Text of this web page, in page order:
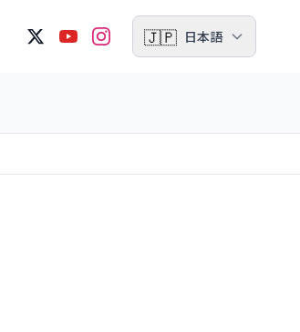
🇯🇵 日本語